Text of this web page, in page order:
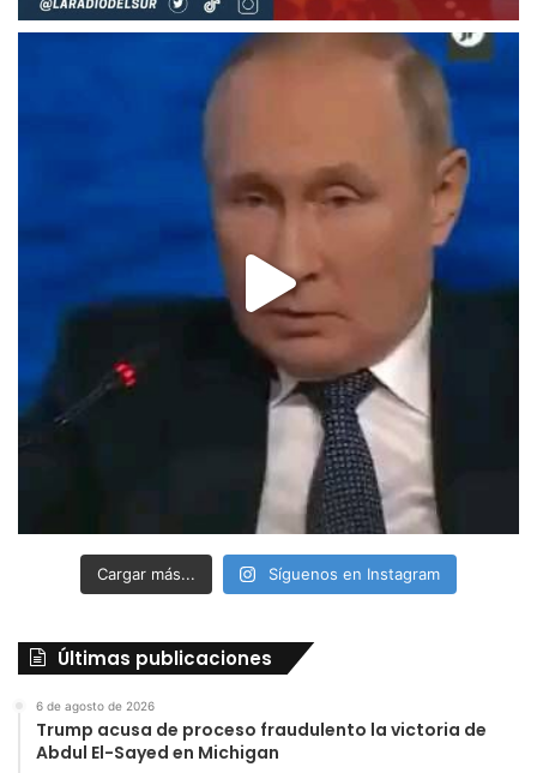
Cargar más... Síguenos en Instagram
Últimas publicaciones
6 de agosto de 2026
Trump acusa de proceso fraudulento la victoria de
Abdul El-Sayed en Michigan